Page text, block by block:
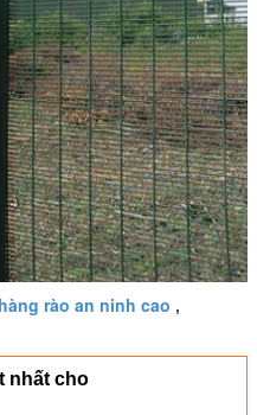
hàng rào an ninh cao ,
nhất cho